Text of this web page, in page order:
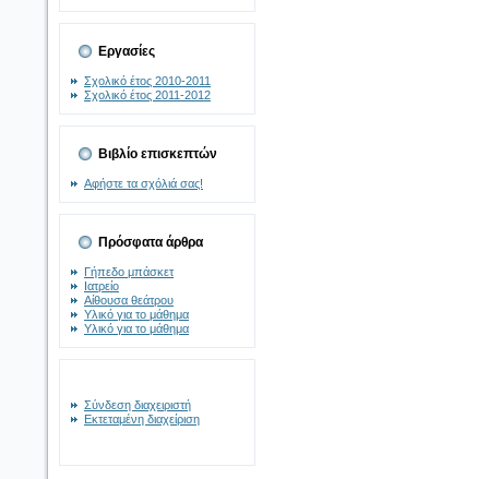
Εργασίες
Σχολικό έτος 2010-2011
Σχολικό έτος 2011-2012
Βιβλίο επισκεπτών
Αφήστε τα σχόλιά σας!
Πρόσφατα άρθρα
Γήπεδο μπάσκετ
Ιατρείο
Αίθουσα θεάτρου
Υλικό για το μάθημα
Υλικό για το μάθημα
Σύνδεση διαχειριστή
Εκτεταμένη διαχείριση